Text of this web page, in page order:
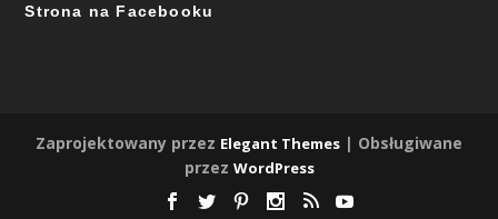
Strona na Facebooku
Zaprojektowany przez Elegant Themes | Obsługiwane
przez WordPress